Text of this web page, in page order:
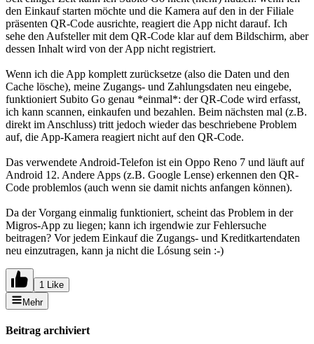
den Einkauf starten möchte und die Kamera auf den in der Filiale
präsenten QR-Code ausrichte, reagiert die App nicht darauf. Ich
sehe den Aufsteller mit dem QR-Code klar auf dem Bildschirm, aber
dessen Inhalt wird von der App nicht registriert.
Wenn ich die App komplett zurücksetze (also die Daten und den
Cache lösche), meine Zugangs- und Zahlungsdaten neu eingebe,
funktioniert Subito Go genau *einmal*: der QR-Code wird erfasst,
ich kann scannen, einkaufen und bezahlen. Beim nächsten mal (z.B.
direkt im Anschluss) tritt jedoch wieder das beschriebene Problem
auf, die App-Kamera reagiert nicht auf den QR-Code.
Das verwendete Android-Telefon ist ein Oppo Reno 7 und läuft auf
Android 12. Andere Apps (z.B. Google Lense) erkennen den QR-
Code problemlos (auch wenn sie damit nichts anfangen können).
Da der Vorgang einmalig funktioniert, scheint das Problem in der
Migros-App zu liegen; kann ich irgendwie zur Fehlersuche
beitragen? Vor jedem Einkauf die Zugangs- und Kreditkartendaten
neu einzutragen, kann ja nicht die Lósung sein :-)
1 Like
Mehr
Beitrag archiviert